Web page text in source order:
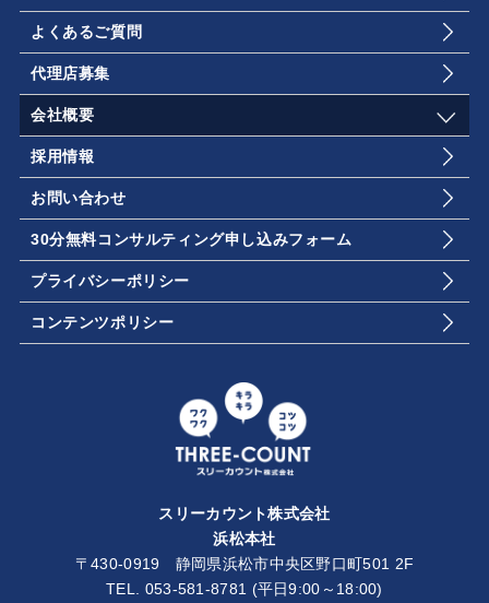
スリーカウント株式会社
浜松本社
〒430-0919 静岡県浜松市中央区野口町501 2F
TEL. 053-581-8781 (平日9:00～18:00)
よくあるご質問
代理店募集
会社概要
採用情報
お問い合わせ
30分無料コンサルティング申し込みフォーム
プライバシーポリシー
コンテンツポリシー